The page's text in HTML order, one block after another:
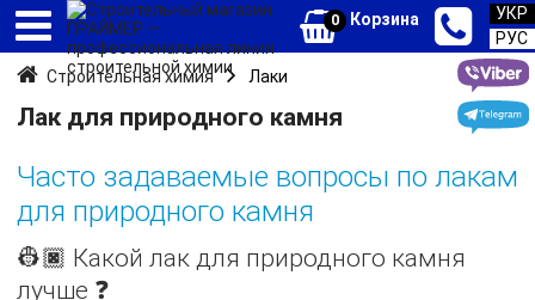
0 Корзина
УКР
РУС
Строительная химия
Лаки
Лак для природного камня
Часто задаваемые вопросы по лакам
для природного камня
👷🏿 Какой лак для природного камня
лучше ❓